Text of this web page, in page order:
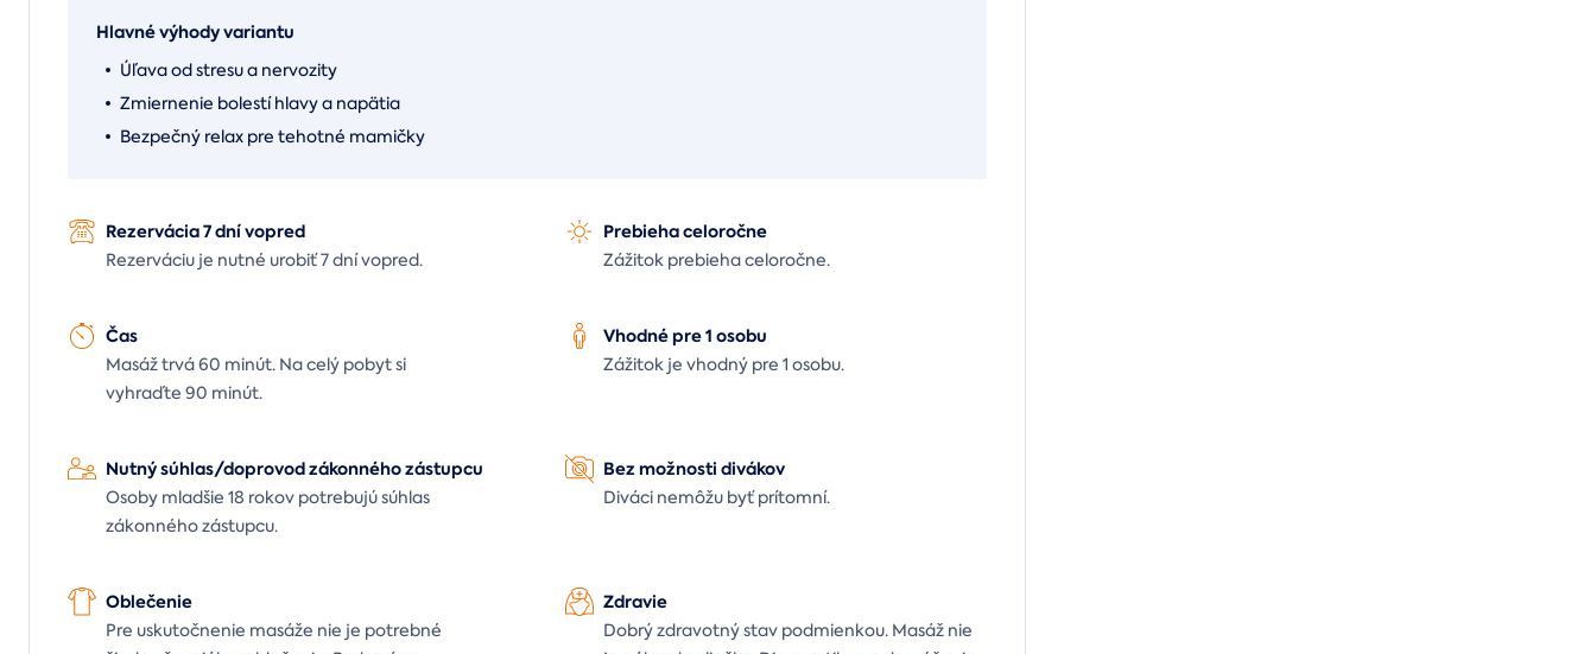
Hlavné výhody variantu
Úľava od stresu a nervozity
Zmiernenie bolestí hlavy a napätia
Bezpečný relax pre tehotné mamičky
Rezervácia 7 dní vopred
Rezerváciu je nutné urobiť 7 dní vopred.
Prebieha celoročne
Zážitok prebieha celoročne.
Čas
Masáž trvá 60 minút. Na celý pobyt si
vyhraďte 90 minút.
Vhodné pre 1 osobu
Zážitok je vhodný pre 1 osobu.
Nutný súhlas/doprovod zákonného zástupcu
Osoby mladšie 18 rokov potrebujú súhlas
zákonného zástupcu.
Bez možnosti divákov
Diváci nemôžu byť prítomní.
Oblečenie
Pre uskutočnenie masáže nie je potrebné
Zdravie
Dobrý zdravotný stav podmienkou. Masáž nie